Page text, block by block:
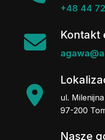
+48 44
Kontakt
ul.
97-200
Nasze